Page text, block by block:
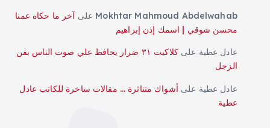
Mokhtar Mahmoud Abdelwahab على آخر ما حكاه عمنا
محسن شوقي | اسمك إذن إبراهيم
عادل عطية على
كلاكيت ٣١ ضرار يحافظ علي صوت الناس بفن
الزجل
عادل عطية على أشواك متناثرة … مقالات ساخرة للكاتب عادل
عطية